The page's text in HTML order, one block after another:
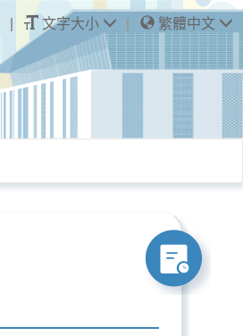
文字大小 繁體中文